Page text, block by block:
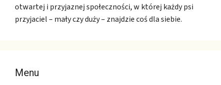
otwartej i przyjaznej społeczności, w której każdy psi
przyjaciel – mały czy duży – znajdzie coś dla siebie.
Menu